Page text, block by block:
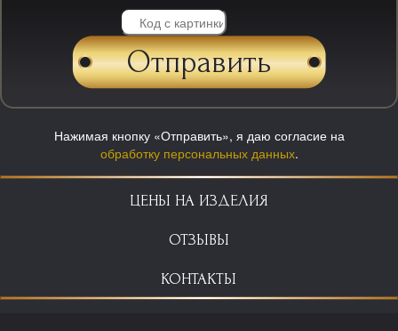
Нажимая кнопку «Отправить», я даю согласие на
обработку персональных данных.
ЦЕНЫ НА ИЗДЕЛИЯ
ОТЗЫВЫ
КОНТАКТЫ